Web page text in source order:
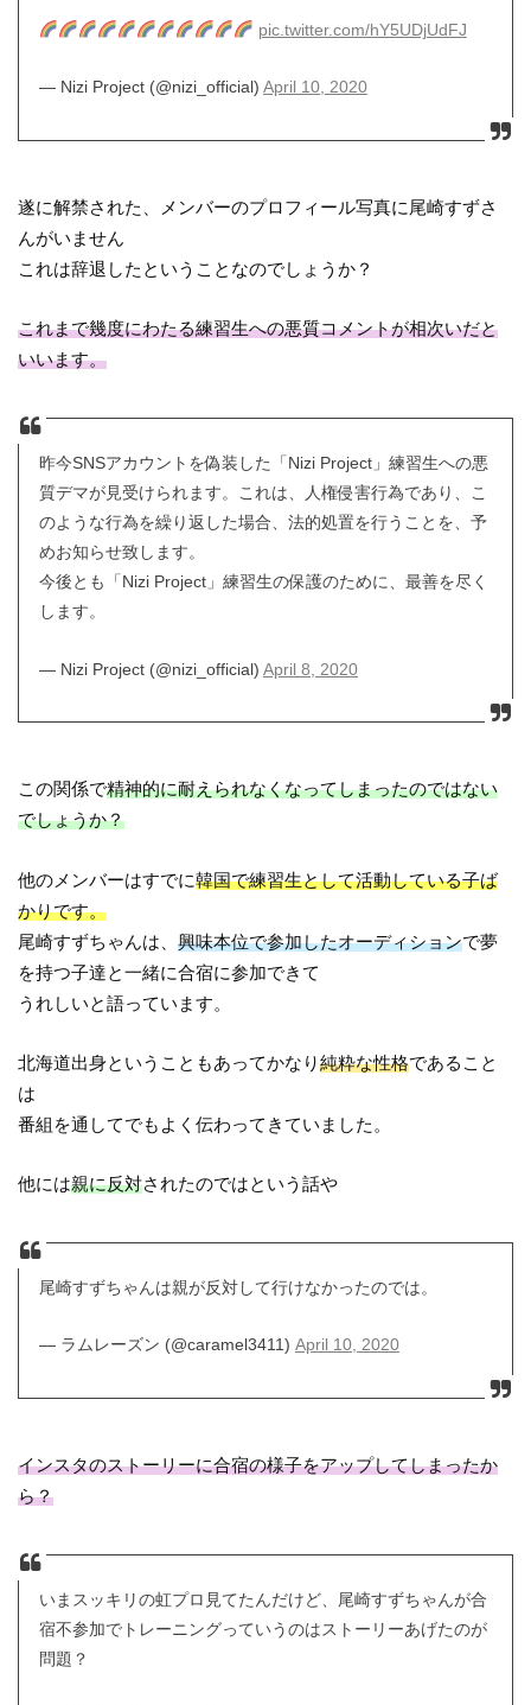
pic.twitter.com/hY5UDjUdFJ
— Nizi Project (@nizi_official) April 10, 2020
遂に解禁された、メンバーのプロフィール写真に尾崎すずさ
んがいません
これは辞退したということなのでしょうか？
これまで幾度にわたる練習生への悪質コメントが相次いだと
いいます。
昨今SNSアカウントを偽装した「Nizi Project」練習生への悪
質デマが見受けられます。これは、人権侵害行為であり、こ
のような行為を繰り返した場合、法的処置を行うことを、予
めお知らせ致します。
今後とも「Nizi Project」練習生の保護のために、最善を尽く
します。
— Nizi Project (@nizi_official) April 8, 2020
この関係で精神的に耐えられなくなってしまったのではない
でしょうか？
他のメンバーはすでに韓国で練習生として活動している子ば
かりです。
尾崎すずちゃんは、興味本位で参加したオーディションで夢
を持つ子達と一緒に合宿に参加できて
うれしいと語っています。
北海道出身ということもあってかなり純粋な性格であること
は
番組を通してでもよく伝わってきていました。
他には親に反対されたのではという話や
尾崎すずちゃんは親が反対して行けなかったのでは。
— ラムレーズン (@caramel3411) April 10, 2020
インスタのストーリーに合宿の様子をアップしてしまったか
ら？
いまスッキリの虹プロ見てたんだけど、尾崎すずちゃんが合
宿不参加でトレーニングっていうのはストーリーあげたのが
問題？